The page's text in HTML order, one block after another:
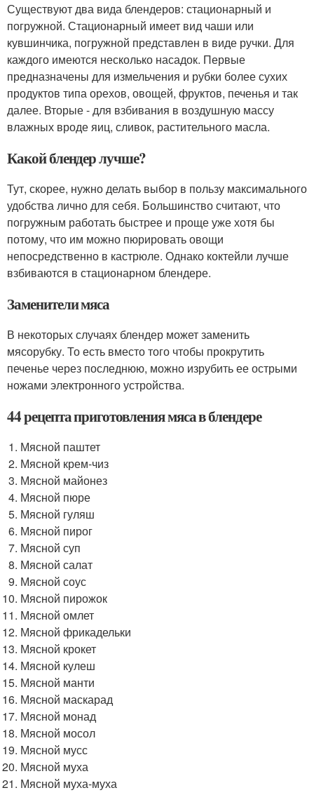
Существуют два вида блендеров: стационарный и
погружной. Стационарный имеет вид чаши или
кувшинчика, погружной представлен в виде ручки. Для
каждого имеются несколько насадок. Первые
предназначены для измельчения и рубки более сухих
продуктов типа орехов, овощей, фруктов, печенья и так
далее. Вторые - для взбивания в воздушную массу
влажных вроде яиц, сливок, растительного масла.
Какой блендер лучше?
Тут, скорее, нужно делать выбор в пользу максимального
удобства лично для себя. Большинство считают, что
погружным работать быстрее и проще уже хотя бы
потому, что им можно пюрировать овощи
непосредственно в кастрюле. Однако коктейли лучше
взбиваются в стационарном блендере.
Заменители мяса
В некоторых случаях блендер может заменить
мясорубку. То есть вместо того чтобы прокрутить
печенье через последнюю, можно изрубить ее острыми
ножами электронного устройства.
44 рецепта приготовления мяса в блендере
Мясной паштет
Мясной крем-чиз
Мясной майонез
Мясной пюре
Мясной гуляш
Мясной пирог
Мясной суп
Мясной салат
Мясной соус
Мясной пирожок
Мясной омлет
Мясной фрикадельки
Мясной крокет
Мясной кулеш
Мясной манти
Мясной маскарад
Мясной монад
Мясной мосол
Мясной мусс
Мясной муха
Мясной муха-муха